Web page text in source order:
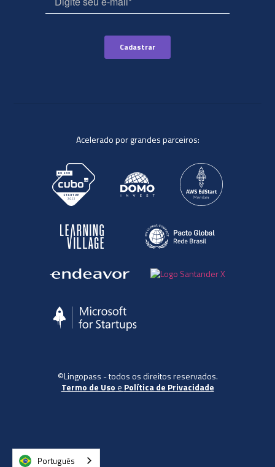
Acelerado por grandes parceiros:
©Lingopass - todos os direitos reservados.
Termo de Uso e Política de Privacidade
Português